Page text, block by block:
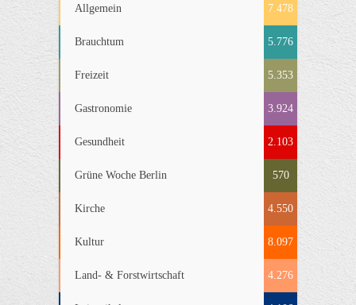
Allgemein 7.478
Brauchtum 5.776
Freizeit 5.353
Gastronomie 3.924
Gesundheit 2.103
Grüne Woche Berlin 570
Kirche 4.550
Kultur 8.097
Land- & Forstwirtschaft 4.276